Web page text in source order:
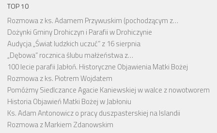
TOP 10
Rozmowa z ks. Adamem Przywuskim (pochodzącym z…
Dożynki Gminy Drohiczyn i Parafii w Drohiczynie
Audycja „Świat ludzkich uczuć” z 16 sierpnia
„Dębowa” rocznica ślubu małżeństwa z…
100 lecie parafii Jabłoń. Historyczne Objawienia Matki Bożej
Rozmowa z ks. Piotrem Wojdatem
Pomóżmy Siedlczance Agacie Kaniewskiej w walce z nowotworem
Historia Objawień Matki Bożej w Jabłoniu
Ks. Adam Antonowicz o pracy duszpasterskiej na Islandii
Rozmowa z Markiem Zdanowskim